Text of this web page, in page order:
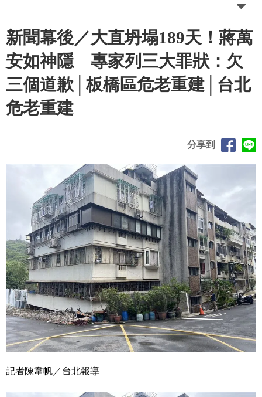
新聞幕後／大直坍塌189天！蔣萬
安如神隱 專家列三大罪狀：欠
三個道歉│板橋區危老重建│台北
危老重建
分享到
記者陳韋帆／台北報導